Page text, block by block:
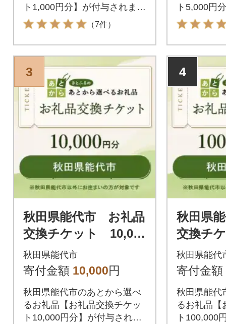
ト1,000円分】が付与されま
す。付与されたお礼品交換チ
ケットは秋田県能代市が指定
するお礼品と交換が可能で
す。
（7件）
ト5,000円
す。付与さ
ケットは秋
するお礼品
す。
3
秋田県能代市 お礼品
交換チケット 10,000
円分
秋田県能代市
寄付金額 10,000円
秋田県能代市のあとから選べ
るお礼品【お礼品交換チケッ
ト10,000円分】が付与されま
4
秋田県
交換チ
0円分
秋田県能代
寄付金額
秋田県能代
るお礼品【
ト100,000